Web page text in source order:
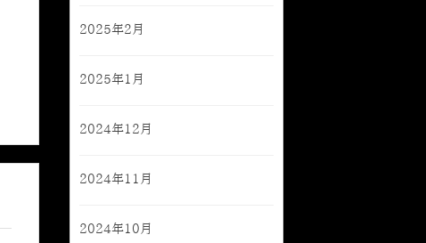
2025年2月
2025年1月
2024年12月
2024年11月
2024年10月